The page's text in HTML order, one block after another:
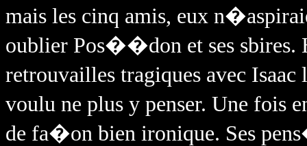
mais les cinq amis, eux
oublier Pos��don et ses sbires.
retrouvailles tragiques avec
voulu ne plus y penser. Une
de fa�on bien ironique. Ses